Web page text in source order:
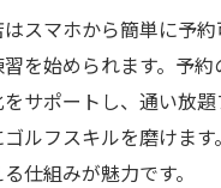
スマホから簡単に予
を始められます。予
サポートし、通い放
ルフスキルを磨けま
仕組みが魅力です。